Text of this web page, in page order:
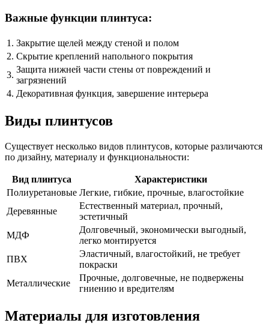
Важные функции плинтуса:
1. Закрытие щелей между стеной и полом
2. Скрытие креплений напольного покрытия
3.
Защита нижней части стены от повреждений и
загрязнений
4. Декоративная функция, завершение интерьера
Виды плинтусов
Существует несколько видов плинтусов, которые различаются
по дизайну, материалу и функциональности:
Вид плинтуса
Характеристики
Полиуретановые Легкие, гибкие, прочные, влагостойкие
Деревянные
Естественный материал, прочный,
эстетичный
МДФ
Долговечный, экономически выгодный,
легко монтируется
ПВХ
Эластичный, влагостойкий, не требует
покраски
Металлические
Прочные, долговечные, не подвержены
гниению и вредителям
Материалы для изготовления